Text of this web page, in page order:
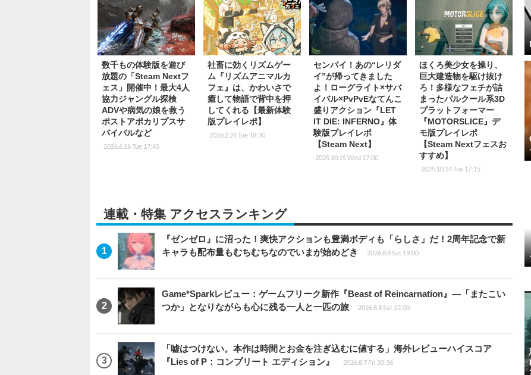
数千もの体験版を遊び
放題の「Steam Nextフ
ェス」開催中！最大4人
協力ジャングル探検
ADVや病気の娘を救う
ポストアポカリプスサ
バイバルなど
2026.6.16 Tue 17:45
社畜に効くリズムゲー
ム『リズムアニマルカ
フェ』は、かわいさで
癒して物語で背中を押
してくれる【最新体験
版プレイレポ】
2026.2.24 Tue 18:30
センパイ！あの“レリダ
イ”が帰ってきました
よ！ローグライト×サバ
イバル×PvPvEなてんこ
盛りアクション『LET
IT DIE: INFERNO』体
験版プレイレポ
【Steam Next】
2025.10.15 Wed 17:00
ほくろ美少女を操り、
巨大建造物を駆け抜け
ろ！多様なフェチが詰
まったパルクール系3D
プラットフォーマー
『MOTORSLICE』デ
モ版プレイレポ
【Steam Nextフェスお
すすめ】
2025.10.14 Tue 17:15
連載・特集 アクセスランキング
『ゼンゼロ』に沼った！爽快アクションも豊満ボディも「らしさ」だ！2周年記念で新
キャラも配布量もむちむちなのでいまが始めどき
2026.8.8 Sat 19:00
Game*Sparkレビュー：ゲームフリーク新作『Beast of Reincarnation』―「またこい
つか」となりながらも心に残る一人と一匹の旅
2026.8.8 Sat 22:00
「嘘はつけない。本作は時間とお金を注ぎ込むに値する」海外レビューハイスコア
『Lies of P：コンプリート エディション』
2026.8.7 Fri 20:36